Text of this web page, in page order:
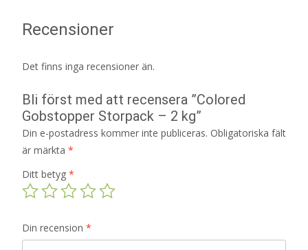
Recensioner
Det finns inga recensioner än.
Bli först med att recensera ”Colored
Gobstopper Storpack – 2 kg”
Din e-postadress kommer inte publiceras. Obligatoriska fält
är märkta *
Ditt betyg *
Din recension *